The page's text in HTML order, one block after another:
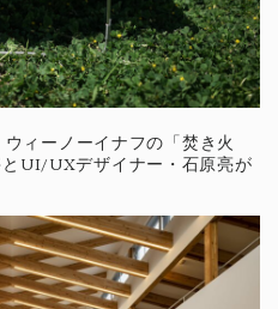
ィーノーイナフの「焚き火
UI/UXデザイナー・石原亮が